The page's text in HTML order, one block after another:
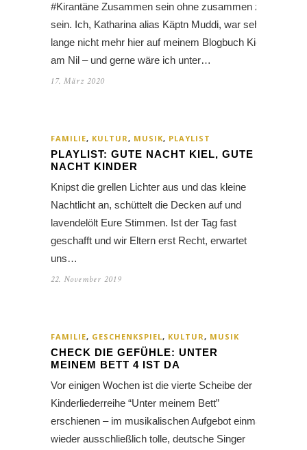
#Kirantäne Zusammen sein ohne zusammen zu
sein. Ich, Katharina alias Käptn Muddi, war sehr
lange nicht mehr hier auf meinem Blogbuch Kiel
am Nil – und gerne wäre ich unter…
17. März 2020
FAMILIE, KULTUR, MUSIK, PLAYLIST
PLAYLIST: GUTE NACHT KIEL, GUTE
NACHT KINDER
Knipst die grellen Lichter aus und das kleine
Nachtlicht an, schüttelt die Decken auf und
lavendelölt Eure Stimmen. Ist der Tag fast
geschafft und wir Eltern erst Recht, erwartet
uns…
22. November 2019
FAMILIE, GESCHENKSPIEL, KULTUR, MUSIK
CHECK DIE GEFÜHLE: UNTER
MEINEM BETT 4 IST DA
Vor einigen Wochen ist die vierte Scheibe der
Kinderliederreihe “Unter meinem Bett”
erschienen – im musikalischen Aufgebot einmal
wieder ausschließlich tolle, deutsche Singer